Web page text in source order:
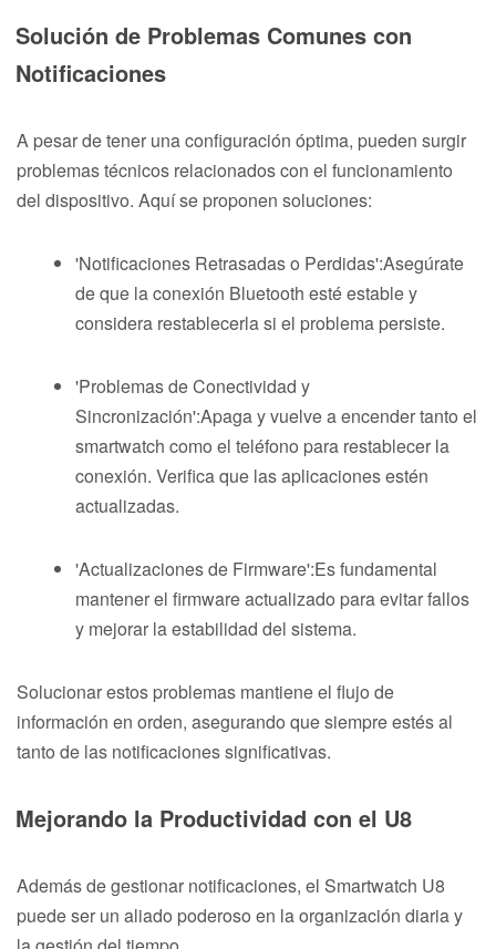
Solución de Problemas Comunes con
Notificaciones
A pesar de tener una configuración óptima, pueden surgir
problemas técnicos relacionados con el funcionamiento
del dispositivo. Aquí se proponen soluciones:
'Notificaciones Retrasadas o Perdidas':Asegúrate
de que la conexión Bluetooth esté estable y
considera restablecerla si el problema persiste.
'Problemas de Conectividad y
Sincronización':Apaga y vuelve a encender tanto el
smartwatch como el teléfono para restablecer la
conexión. Verifica que las aplicaciones estén
actualizadas.
'Actualizaciones de Firmware':Es fundamental
mantener el firmware actualizado para evitar fallos
y mejorar la estabilidad del sistema.
Solucionar estos problemas mantiene el flujo de
información en orden, asegurando que siempre estés al
tanto de las notificaciones significativas.
Mejorando la Productividad con el U8
Además de gestionar notificaciones, el Smartwatch U8
puede ser un aliado poderoso en la organización diaria y